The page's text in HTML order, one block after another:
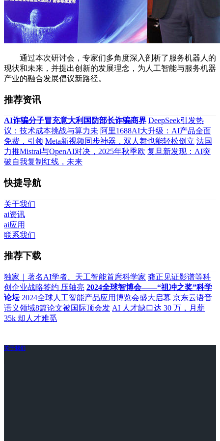
通过本次研讨会，专家们多角度深入剖析了服务机器人的
现状和未来，并提出创新的发展理念，为人工智能与服务机器
产业的融合发展倡议新路径。
推荐资讯
AI诈骗分子冒充意大利国防部长诈骗商界 DeepSeek引发热
议：技术成本挑战与算力未 阿里1688AI大升级：AI产品全面
免费，引领 Meta新视频同步神器，双人舞也能轻松倒立 法国
力推Mistral与OpenAI对决，2025年秋季欧 复旦新发现：AI突
破自我复制红线，未来
快捷导航
关于我们
ai资讯
ai应用
联系我们
推荐下载
独家｜著名AI学者、天工智能首席科学家 龚正见证影谱等科
创企业战略签约 压轴亮 2024全球智博会——“祖冲之奖”科学
论坛 2024全球人工智能产品应用博览会盛大启幕 京东云语音
语义领域8篇论文被国际顶会发 AI 人才缺口达 30 万，月薪
35k 却人才难觅
关于我们